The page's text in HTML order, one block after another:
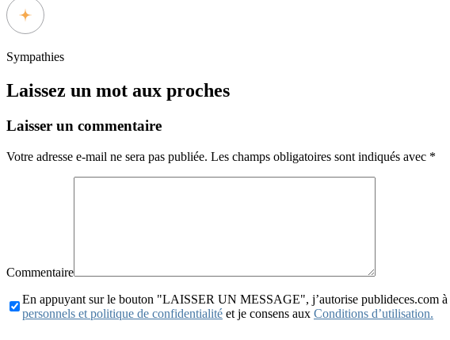
Sympathies
Laissez un mot aux proches
Laisser un commentaire
Votre adresse e-mail ne sera pas publiée. Les champs obligatoires sont indiqués avec *
Commentaire
En appuyant sur le bouton "LAISSER UN MESSAGE", j’autorise publideces.com
personnels et politique de confidentialité et je consens aux Conditions d’utilisation.